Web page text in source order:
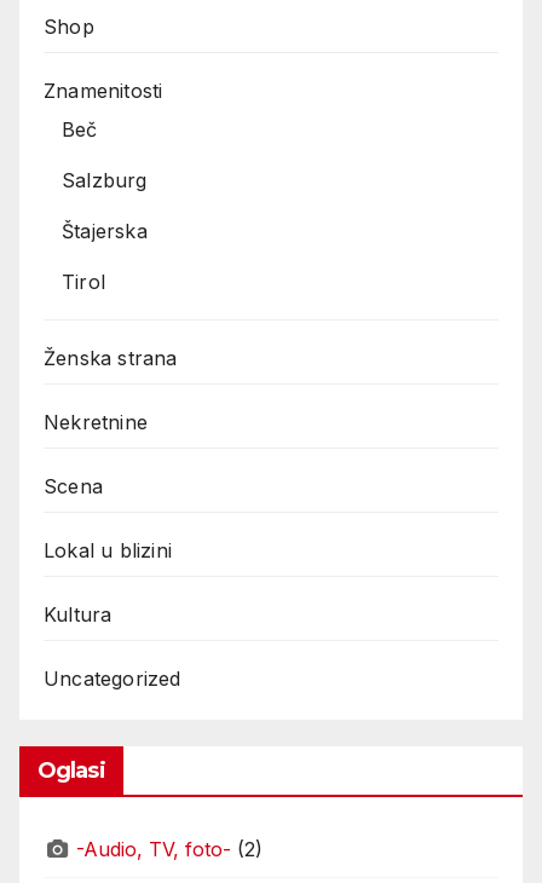
Shop
Znamenitosti
Beč
Salzburg
Štajerska
Tirol
Ženska strana
Nekretnine
Scena
Lokal u blizini
Kultura
Uncategorized
Oglasi
-Audio, TV, foto- (2)